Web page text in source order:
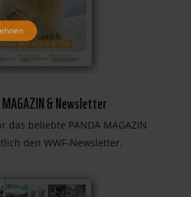
MAGAZIN & Newsletter
das beliebte PANDA MAGAZIN
den WWF-Newsletter.